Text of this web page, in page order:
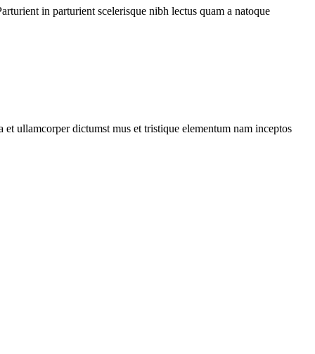
in parturient scelerisque nibh lectus quam a natoque
ullamcorper dictumst mus et tristique elementum nam inceptos